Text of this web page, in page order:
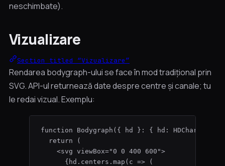
neschimbate).
Vizualizare
Section titled “Vizualizare”
Rendarea bodygraph-ului se face în mod tradițional prin
SVG. API-ul returnează date despre centre și canale; tu
le redai vizual. Exemplu:
function Bodygraph ( { hd } : { hd : HDChart
return (
<svg viewBox="0 0 400 600 ">
{ hd . centers . map ( c => (